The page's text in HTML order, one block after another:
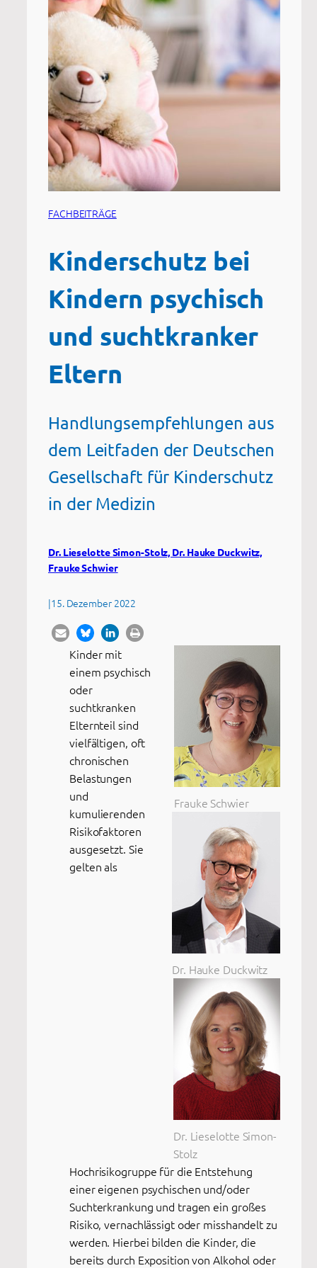
FACHBEITRÄGE
Kinderschutz bei
Kindern psychisch
und suchtkranker
Eltern
Handlungsempfehlungen aus
dem Leitfaden der Deutschen
Gesellschaft für Kinderschutz
in der Medizin
Dr. Lieselotte Simon-Stolz, Dr. Hauke Duckwitz,
Frauke Schwier
|15. Dezember 2022
Frauke Schwier
Dr. Hauke Duckwitz
Dr. Lieselotte Simon-
Stolz
Kinder mit
einem psychisch
oder
suchtkranken
Elternteil sind
vielfältigen, oft
chronischen
Belastungen
und
kumulierenden
Risikofaktoren
ausgesetzt. Sie
gelten als
Hochrisikogruppe für die Entstehung
einer eigenen psychischen und/oder
Suchterkrankung und tragen ein großes
Risiko, vernachlässigt oder misshandelt zu
werden. Hierbei bilden die Kinder, die
bereits durch Exposition von Alkohol oder